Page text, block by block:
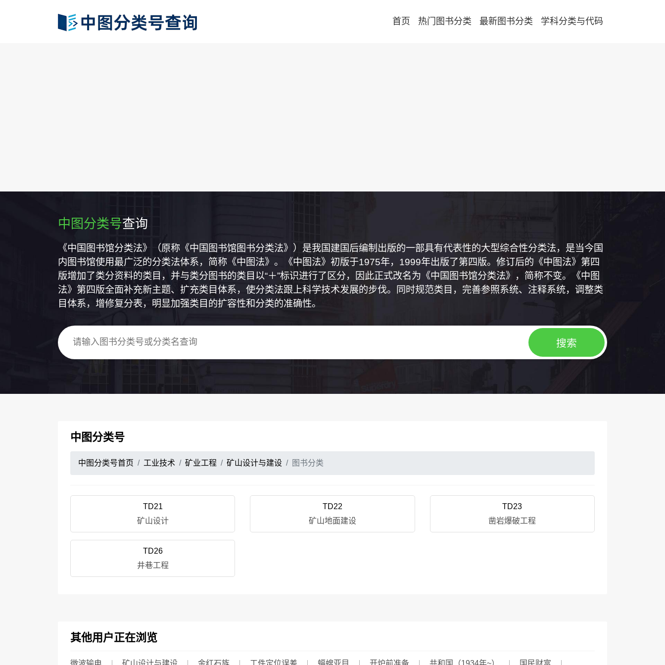
首页 热门图书分类 最新图书分类 学科分类与代码
中图分类号查询
《中国图书馆分类法》（原称《中国图书馆图书分类法》）是我国建国后编制出版的一部具有代表性的大型综合性分类法，是当今国
内图书馆使用最广泛的分类法体系，简称《中图法》。《中图法》初版于1975年，1999年出版了第四版。修订后的《中图法》第四
版增加了类分资料的类目，并与类分图书的类目以“＋”标识进行了区分，因此正式改名为《中国图书馆分类法》，简称不变。《中图
法》第四版全面补充新主题、扩充类目体系，使分类法跟上科学技术发展的步伐。同时规范类目，完善参照系统、注释系统，调整类
目体系，增修复分表，明显加强类目的扩容性和分类的准确性。
中图分类号
中图分类号首页 工业技术 矿业工程 矿山设计与建设 图书分类
TD21
矿山设计
TD22
矿山地面建设
TD23
凿岩爆破工程
TD26
井巷工程
其他用户正在浏览
微波输电 矿山设计与建设 金红石族 工件定位误差 蝠螋亚目 开炉前准备 共和国（1934年~） 国民财富